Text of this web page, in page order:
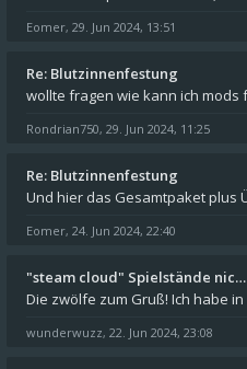
Eomer, 29. Jun 2024, 13:51
Re: Blutzinnenfestung
Rondrian750, 29. Jun 2024, 11:25
Re: Blutzinnenfestung
Eomer, 24. Jun 2024, 22:40
"steam cloud" Spielstände nic…
wunderwuzz, 22. Jun 2024, 23:08